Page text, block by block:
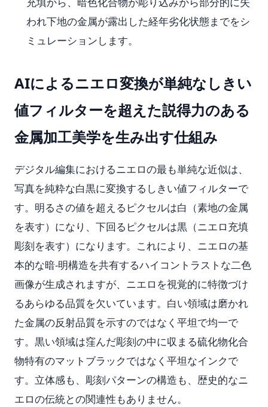
われ下地の金属が露出した経年劣化状態までをシ
ミュレーションします。
AIによるニエロ変換が単純なしきい
値フィルターを超えた説得力のある
金属加工美学を生み出す仕組み
デジタル編集におけるニエロの最も単純な近似は、
写真を純粋な白黒に変換するしきい値フィルターで
す。明るさの値を超えるピクセルは白（素地の金属
を表す）になり、下回るピクセルは黒（ニエロ充填
彫刻を表す）になります。これにより、ニエロの基
本的な暗-明構造を共有するハイコントラストな二色
画像が生成されますが、ニエロを視覚的に特徴づけ
るあらゆる品質を欠いています。白い領域は磨かれ
た金属の反射品質を示すのではなく平坦で均一で
す。黒い領域は窪んだ彫刻の中に収まる硫化物化合
物特有のマットブラックではなく平坦なインクで
す。立体感も、彫刻パターンの構造も、歴史的なニ
エロの伝統との関連性もありません。